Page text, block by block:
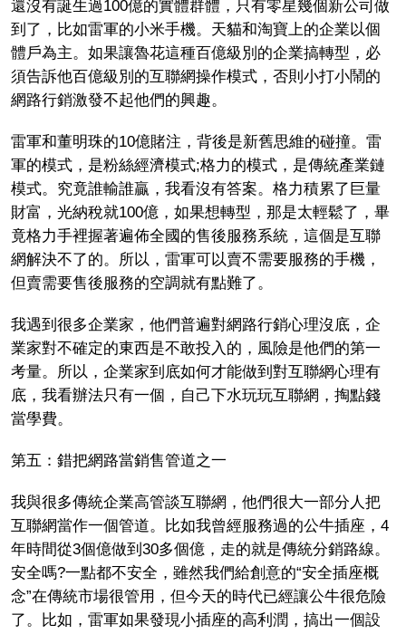
還沒有誕生過100億的實體群體，只有零星幾個新公司做
到了，比如雷軍的小米手機。天貓和淘寶上的企業以個
體戶為主。如果讓魯花這種百億級別的企業搞轉型，必
須告訴他百億級別的互聯網操作模式，否則小打小鬧的
網路行銷激發不起他們的興趣。
雷軍和董明珠的10億賭注，背後是新舊思維的碰撞。雷
軍的模式，是粉絲經濟模式;格力的模式，是傳統產業鏈
模式。究竟誰輸誰贏，我看沒有答案。格力積累了巨量
財富，光納稅就100億，如果想轉型，那是太輕鬆了，畢
竟格力手裡握著遍佈全國的售後服務系統，這個是互聯
網解決不了的。所以，雷軍可以賣不需要服務的手機，
但賣需要售後服務的空調就有點難了。
我遇到很多企業家，他們普遍對網路行銷心理沒底，企
業家對不確定的東西是不敢投入的，風險是他們的第一
考量。所以，企業家到底如何才能做到對互聯網心理有
底，我看辦法只有一個，自己下水玩玩互聯網，掏點錢
當學費。
第五：錯把網路當銷售管道之一
我與很多傳統企業高管談互聯網，他們很大一部分人把
互聯網當作一個管道。比如我曾經服務過的公牛插座，4
年時間從3個億做到30多個億，走的就是傳統分銷路線。
安全嗎?一點都不安全，雖然我們給創意的“安全插座概
念”在傳統市場很管用，但今天的時代已經讓公牛很危險
了。比如，雷軍如果發現小插座的高利潤，搞出一個設